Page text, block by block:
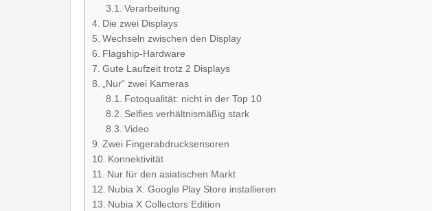
Verarbeitung
Die zwei Displays
Wechseln zwischen den Display
Flagship-Hardware
Gute Laufzeit trotz 2 Displays
„Nur“ zwei Kameras
Fotoqualität: nicht in der Top 10
Selfies verhältnismäßig stark
Video
Zwei Fingerabdrucksensoren
Konnektivität
Nur für den asiatischen Markt
Nubia X: Google Play Store installieren
Nubia X Collectors Edition